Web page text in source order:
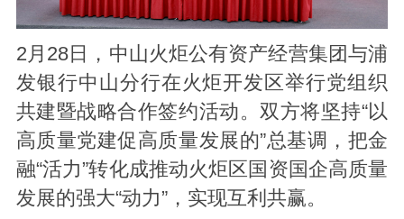
2月28日，中山火炬公有资产经营集团与浦
发银行中山分行在火炬开发区举行党组织
共建暨战略合作签约活动。 双方将坚持“以
高质量党建促高质量发展的”总基调，把金
融“活力”转化成推动火炬区国资国企高质量
发展的强大“动力”，实现互利共赢。